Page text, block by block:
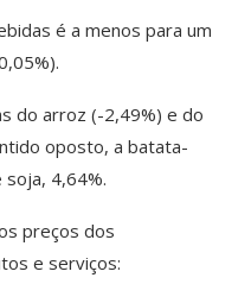
é a menos para um
do arroz (-2,49%) e do
oposto, a batata-
4,64%.
preços dos
e serviços: